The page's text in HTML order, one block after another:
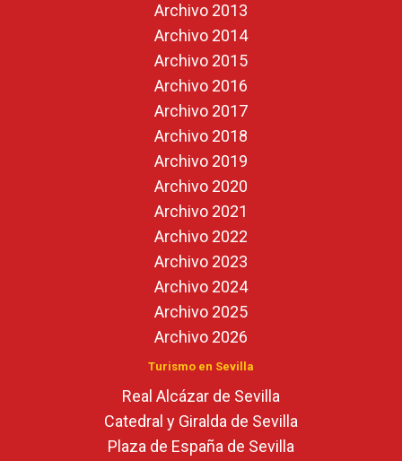
Archivo 2013
Archivo 2014
Archivo 2015
Archivo 2016
Archivo 2017
Archivo 2018
Archivo 2019
Archivo 2020
Archivo 2021
Archivo 2022
Archivo 2023
Archivo 2024
Archivo 2025
Archivo 2026
Turismo en Sevilla
Real Alcázar de Sevilla
Catedral y Giralda de Sevilla
Plaza de España de Sevilla